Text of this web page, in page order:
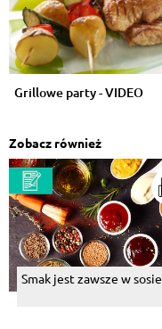
Grillowe party - VIDEO
Zobacz również
Smak jest zawsze w sosie